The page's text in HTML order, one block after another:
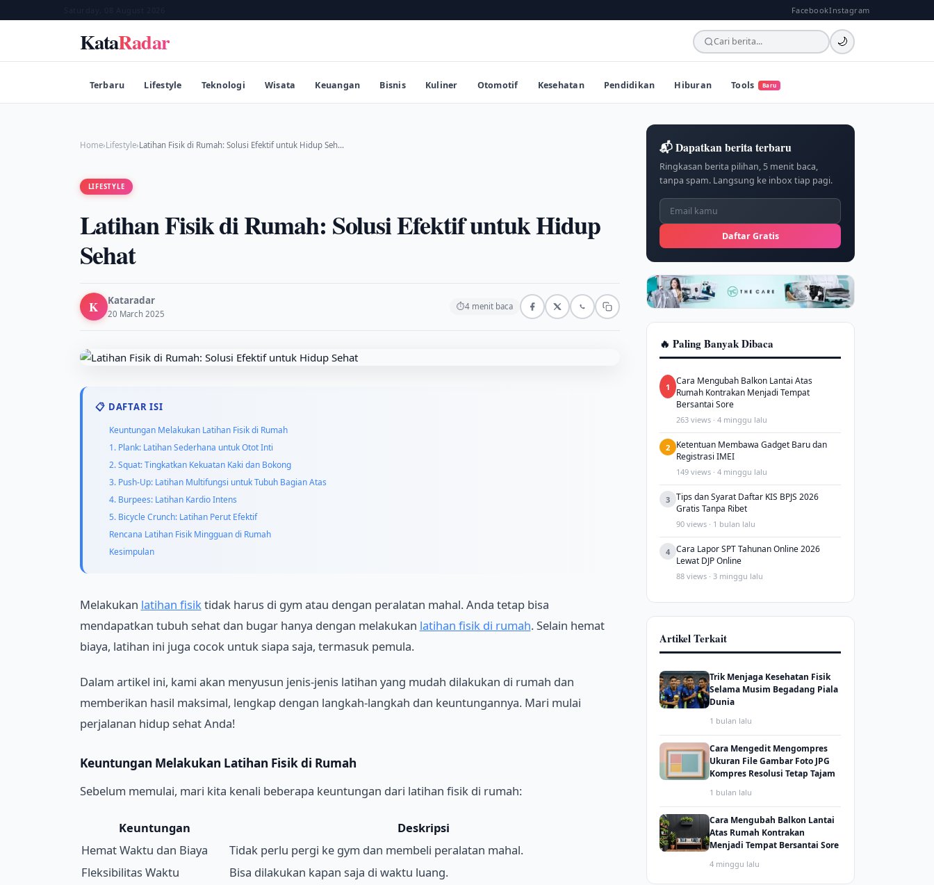
FacebookInstagram
KataRadar 🌙
Terbaru Lifestyle Teknologi Wisata Keuangan Bisnis Kuliner Otomotif Kesehatan Pendidikan Hiburan Tools Baru
Home›Lifestyle›Latihan Fisik di Rumah: Solusi Efektif untuk Hidup Seh…
LIFESTYLE
Latihan Fisik di Rumah: Solusi Efektif untuk Hidup
Sehat
K Kataradar
20 March 2025
⏱4 menit baca
📋 DAFTAR ISI
Keuntungan Melakukan Latihan Fisik di Rumah
1. Plank: Latihan Sederhana untuk Otot Inti
2. Squat: Tingkatkan Kekuatan Kaki dan Bokong
3. Push-Up: Latihan Multifungsi untuk Tubuh Bagian Atas
4. Burpees: Latihan Kardio Intens
5. Bicycle Crunch: Latihan Perut Efektif
Rencana Latihan Fisik Mingguan di Rumah
Kesimpulan
Melakukan latihan fisik tidak harus di gym atau dengan peralatan mahal. Anda tetap bisa
mendapatkan tubuh sehat dan bugar hanya dengan melakukan latihan fisik di rumah. Selain hemat
biaya, latihan ini juga cocok untuk siapa saja, termasuk pemula.
Dalam artikel ini, kami akan menyusun jenis-jenis latihan yang mudah dilakukan di rumah dan
memberikan hasil maksimal, lengkap dengan langkah-langkah dan keuntungannya. Mari mulai
perjalanan hidup sehat Anda!
Keuntungan Melakukan Latihan Fisik di Rumah
Sebelum memulai, mari kita kenali beberapa keuntungan dari latihan fisik di rumah:
Keuntungan
Deskripsi
Hemat Waktu dan Biaya
Tidak perlu pergi ke gym dan membeli peralatan mahal.
Fleksibilitas Waktu
Bisa dilakukan kapan saja di waktu luang.
📬 Dapatkan berita terbaru
Ringkasan berita pilihan, 5 menit baca,
tanpa spam. Langsung ke inbox tiap pagi.
Daftar Gratis
🔥 Paling Banyak Dibaca
1
Cara Mengubah Balkon Lantai Atas
Rumah Kontrakan Menjadi Tempat
Bersantai Sore
263 views · 4 minggu lalu
2
Ketentuan Membawa Gadget Baru dan
Registrasi IMEI
149 views · 4 minggu lalu
3
Tips dan Syarat Daftar KIS BPJS 2026
Gratis Tanpa Ribet
90 views · 1 bulan lalu
4
Cara Lapor SPT Tahunan Online 2026
Lewat DJP Online
88 views · 3 minggu lalu
Artikel Terkait
Trik Menjaga Kesehatan Fisik
Selama Musim Begadang Piala
Dunia
1 bulan lalu
Cara Mengedit Mengompres
Ukuran File Gambar Foto JPG
Kompres Resolusi Tetap Tajam
1 bulan lalu
Cara Mengubah Balkon Lantai
Atas Rumah Kontrakan
Menjadi Tempat Bersantai Sore
4 minggu lalu